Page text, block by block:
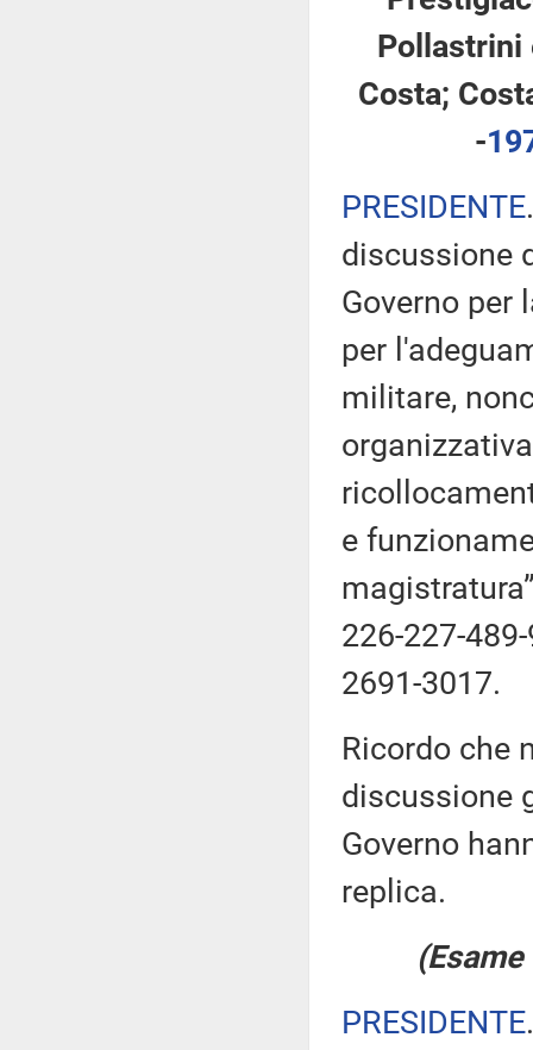
Pollastrini
Costa;
-
PRESIDENTE
discussione
Governo per
per
militare,
e
226-227-
2691-3017.
Ricordo che
discussione
Governo
replica.
PRESIDENTE